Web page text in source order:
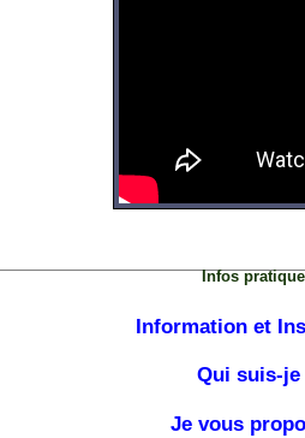
Infos
Information et
Qui suis-je
Je vous